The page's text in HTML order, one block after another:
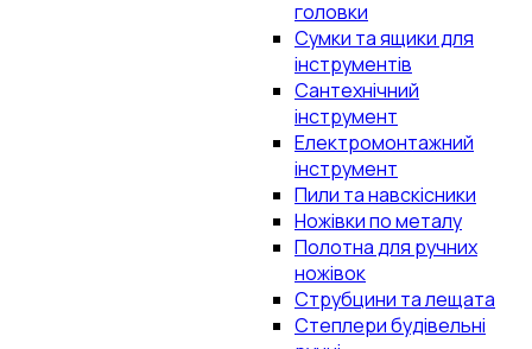
головки
Сумки та ящики для
інструментів
Сантехнічний
інструмент
Електромонтажний
інструмент
Пили та навскісники
Ножівки по металу
Полотна для ручних
ножівок
Струбцини та лещата
Степлери будівельні